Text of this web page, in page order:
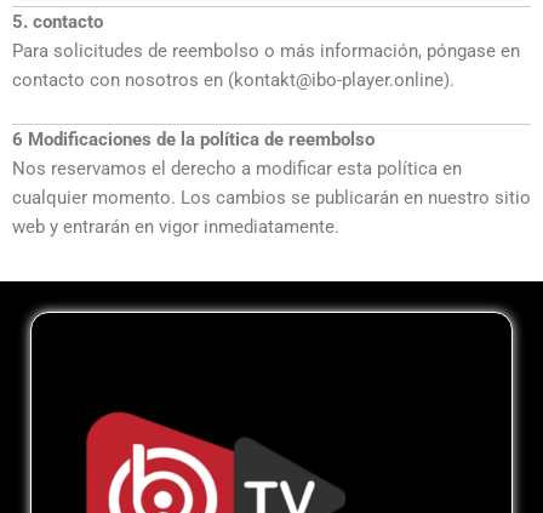
5. contacto
Para solicitudes de reembolso o más información, póngase en
contacto con nosotros en (kontakt@ibo-player.online).
6 Modificaciones de la política de reembolso
Nos reservamos el derecho a modificar esta política en
cualquier momento. Los cambios se publicarán en nuestro sitio
web y entrarán en vigor inmediatamente.